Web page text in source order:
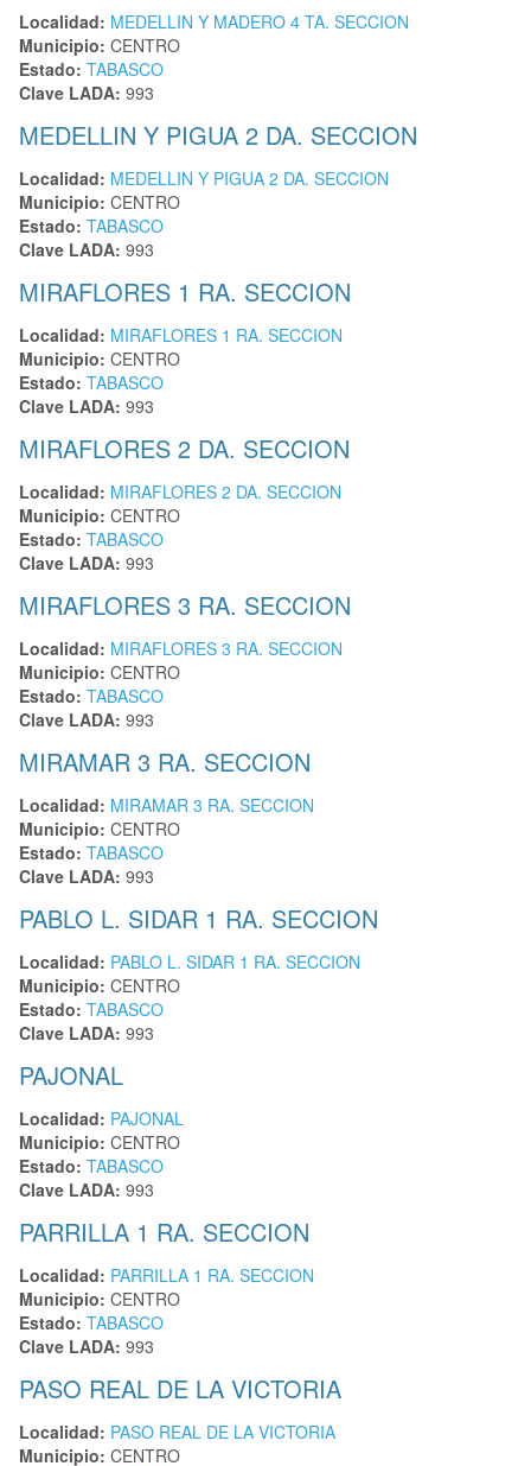
Localidad: MEDELLIN Y MADERO 4 TA. SECCION
Municipio: CENTRO
Estado: TABASCO
Clave LADA: 993
MEDELLIN Y PIGUA 2 DA. SECCION
Localidad: MEDELLIN Y PIGUA 2 DA. SECCION
Municipio: CENTRO
Estado: TABASCO
Clave LADA: 993
MIRAFLORES 1 RA. SECCION
Localidad: MIRAFLORES 1 RA. SECCION
Municipio: CENTRO
Estado: TABASCO
Clave LADA: 993
MIRAFLORES 2 DA. SECCION
Localidad: MIRAFLORES 2 DA. SECCION
Municipio: CENTRO
Estado: TABASCO
Clave LADA: 993
MIRAFLORES 3 RA. SECCION
Localidad: MIRAFLORES 3 RA. SECCION
Municipio: CENTRO
Estado: TABASCO
Clave LADA: 993
MIRAMAR 3 RA. SECCION
Localidad: MIRAMAR 3 RA. SECCION
Municipio: CENTRO
Estado: TABASCO
Clave LADA: 993
PABLO L. SIDAR 1 RA. SECCION
Localidad: PABLO L. SIDAR 1 RA. SECCION
Municipio: CENTRO
Estado: TABASCO
Clave LADA: 993
PAJONAL
Localidad: PAJONAL
Municipio: CENTRO
Estado: TABASCO
Clave LADA: 993
PARRILLA 1 RA. SECCION
Localidad: PARRILLA 1 RA. SECCION
Municipio: CENTRO
Estado: TABASCO
Clave LADA: 993
PASO REAL DE LA VICTORIA
Localidad: PASO REAL DE LA VICTORIA
Municipio: CENTRO